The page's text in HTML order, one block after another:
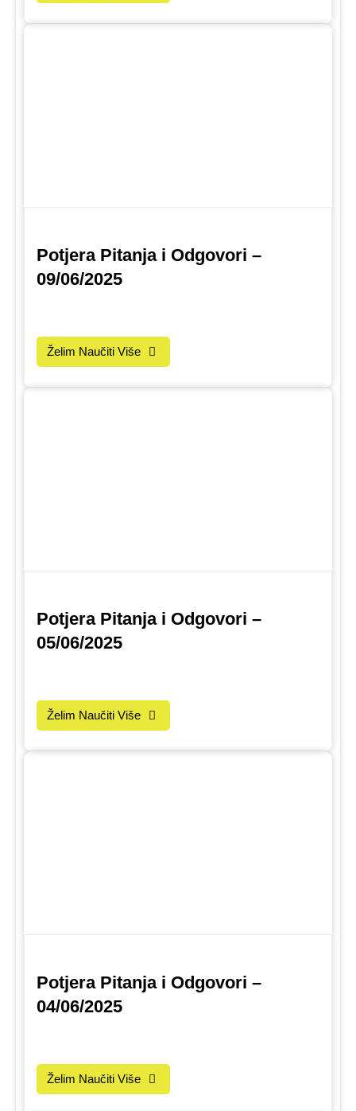
Potjera Pitanja i Odgovori –
09/06/2025
Želim Naučiti Više
Potjera Pitanja i Odgovori –
05/06/2025
Želim Naučiti Više
Potjera Pitanja i Odgovori –
04/06/2025
Želim Naučiti Više